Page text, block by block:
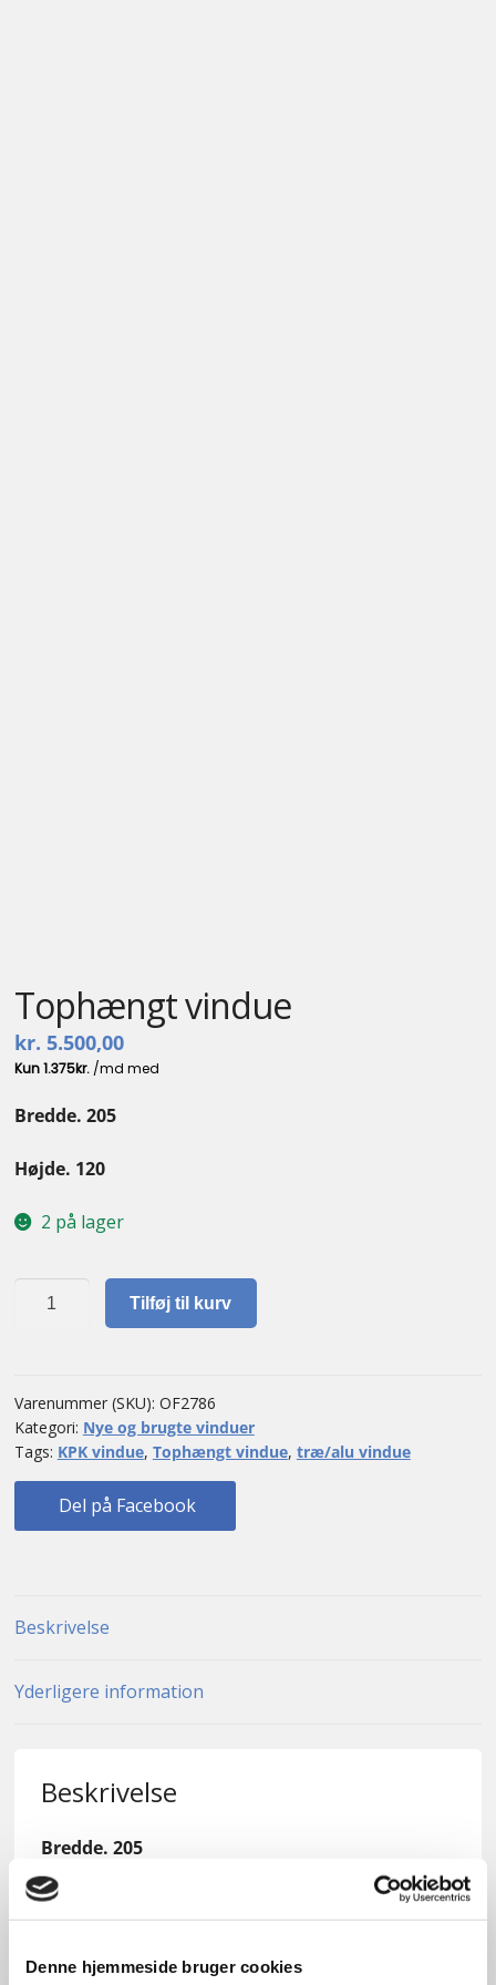
Denne hjemmeside bruger cookies
Tophængt vindue
kr. 5.500,00
Bredde. 205
Højde. 120
2 på lager
Tophængt
Tilføj til kurv
Varenummer (SKU): OF2786
Kategori: Nye og brugte vinduer
Tags: KPK vindue, Tophængt vindue, træ/alu vindue
Del på Facebook
Beskrivelse
Yderligere information
Beskrivelse
Bredde. 205
Højde. 120